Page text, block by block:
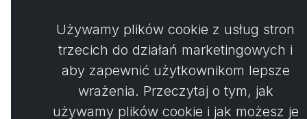
0
Używamy plików cookie z usług stron
trzecich do działań marketingowych i
aby zapewnić użytkownikom lepsze
wrażenia. Przeczytaj o tym, jak
używamy plików cookie i jak możesz je